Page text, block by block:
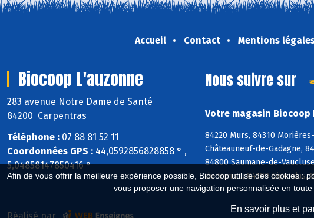
Afin de vous offrir la meilleure expérience possible, Biocoop utilise des cookies
vous proposer une navigation personnalisée en
En savoir plus et
Accueil Contact Mentions
Biocoop L'auzonne
283 avenue Notre Dame de Santé
84200 Carpentras
Téléphone : 07 88 81 52 11
Coordonnées GPS : 44,0592856828858 ° ,
5,04858147850416 °
Nous suivre sur
Votre magasin Biocoop
84220 Murs, 84310
Châteauneuf-de-Gadagne,
84800 Saumane-de-
de-Venise, 84190 Gigondas,
Réalisé par